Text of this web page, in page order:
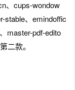
、cups-wondow
stable、emindoffic
master-pdf-edito
二款。